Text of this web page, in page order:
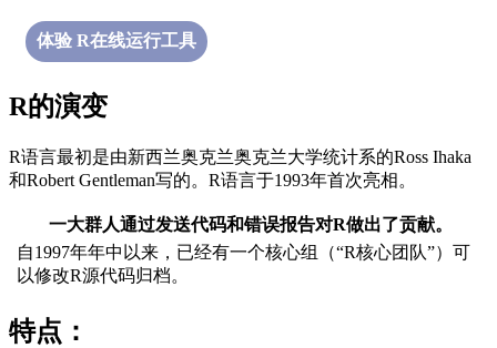
体验 R在线运行工具
R的演变
R语言最初是由新西兰奥克兰奥克兰大学统计系的Ross Ihaka
和Robert Gentleman写的。R语言于1993年首次亮相。
一大群人通过发送代码和错误报告对R做出了贡献。
自1997年年中以来，已经有一个核心组（“R核心团队”）可
以修改R源代码归档。
特点：